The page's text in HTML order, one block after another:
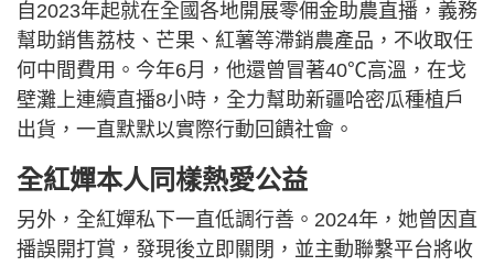
自2023年起就在全國各地開展零佣金助農直播，義務
幫助銷售荔枝、芒果、紅薯等滯銷農產品，不收取任
何中間費用。今年6月，他還曾冒著40℃高溫，在戈
壁灘上連續直播8小時，全力幫助新疆哈密瓜種植戶
出貨，一直默默以實際行動回饋社會。
全紅嬋本人同樣熱愛公益
另外，全紅嬋私下一直低調行善。2024年，她曾因直
播誤開打賞，發現後立即關閉，並主動聯繫平台將收